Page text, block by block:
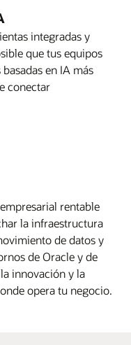
integradas y
que tus equipos
en IA más
conectar
rentable
la infraestructura
de datos y
de Oracle y de
innovación y la
opera tu negocio.